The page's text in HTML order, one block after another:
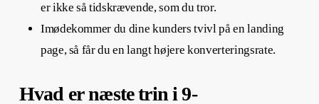
er ikke så tidskrævende, som du tror.
Imødekommer du dine kunders tvivl på en landing
page, så får du en langt højere konverteringsrate.
Hvad er næste trin i 9-